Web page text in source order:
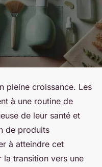
pleine croissance. Les
à une routine de
de leur santé et
de produits
à atteindre cet
transition vers une